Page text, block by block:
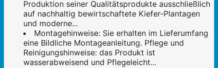
Produktion seiner Qualitätsprodukte ausschließlich
auf nachhaltig bewirtschaftete Kiefer-Plantagen
und moderne...
Montagehinweise: Sie erhalten im Lieferumfang
eine Bildliche Montageanleitung. Pflege und
Reinigungshinweise: das Produkt ist
wasserabweisend und Pflegeleicht...